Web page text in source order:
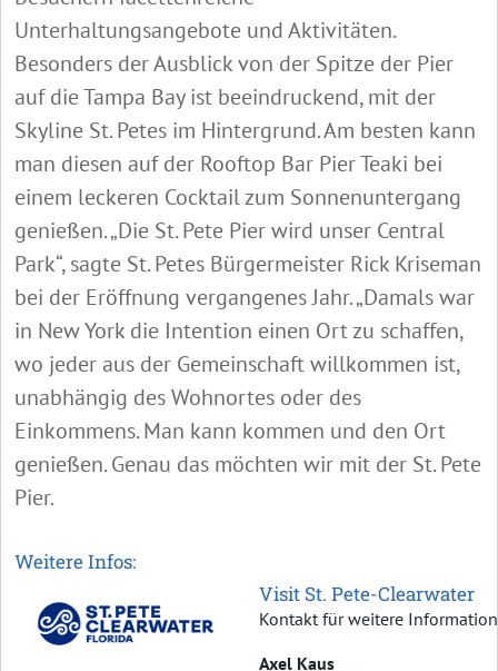
Unterhaltungsangebote und Aktivitäten.
Besonders der Ausblick von der Spitze der Pier
auf die Tampa Bay ist beeindruckend, mit der
Skyline St. Petes im Hintergrund. Am besten kann
man diesen auf der Rooftop Bar Pier Teaki bei
einem leckeren Cocktail zum Sonnenuntergang
genießen. „Die St. Pete Pier wird unser Central
Park“, sagte St. Petes Bürgermeister Rick Kriseman
bei der Eröffnung vergangenes Jahr. „Damals war
in New York die Intention einen Ort zu schaffen,
wo jeder aus der Gemeinschaft willkommen ist,
unabhängig des Wohnortes oder des
Einkommens. Man kann kommen und den Ort
genießen. Genau das möchten wir mit der St. Pete
Pier.
Weitere Infos:
Visit St. Pete-Clearwater
Kontakt für weitere
Axel Kaus